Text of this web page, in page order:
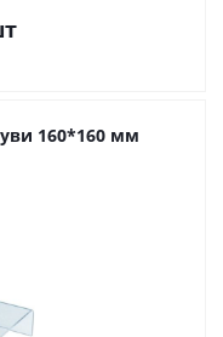
160*160 мм